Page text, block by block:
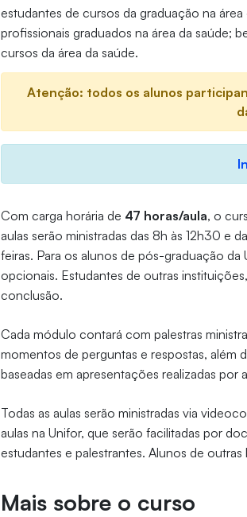
estudantes de cursos da graduação na
profissionais graduados na área da saúde;
cursos da área da saúde.
Atenção: todos os alunos
Com carga horária de 47 horas/aula, o
aulas serão ministradas das 8h às 12h30 e
feiras. Para os alunos de pós-graduação
opcionais. Estudantes de outras
conclusão.
Cada módulo contará com palestras
momentos de perguntas e respostas, além
baseadas em apresentações realizadas
Todas as aulas serão ministradas via
aulas na Unifor, que serão facilitadas por
estudantes e palestrantes. Alunos de
Mais sobre o curso